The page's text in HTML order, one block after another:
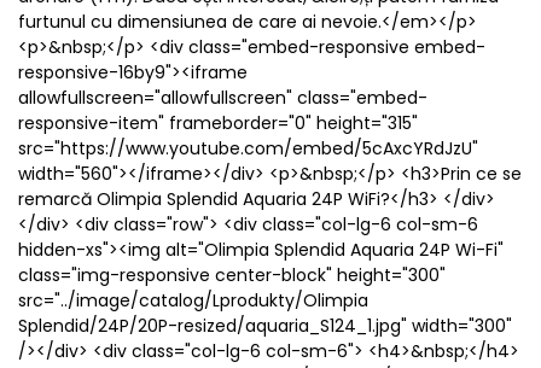
furtunul cu dimensiunea de care ai nevoie.</em></p>
<p>&nbsp;</p> <div class="embed-responsive embed-
responsive-16by9"><iframe
allowfullscreen="allowfullscreen" class="embed-
responsive-item" frameborder="0" height="315"
src="https://www.youtube.com/embed/5cAxcYRdJzU"
width="560"></iframe></div> <p>&nbsp;</p> <h3>Prin ce se
remarcă Olimpia Splendid Aquaria 24P WiFi?</h3> </div>
</div> <div class="row"> <div class="col-lg-6 col-sm-6
hidden-xs"><img alt="Olimpia Splendid Aquaria 24P Wi-Fi"
class="img-responsive center-block" height="300"
src="../image/catalog/Lprodukty/Olimpia
Splendid/24P/20P-resized/aquaria_S124_1.jpg" width="300"
/></div> <div class="col-lg-6 col-sm-6"> <h4>&nbsp;</h4>